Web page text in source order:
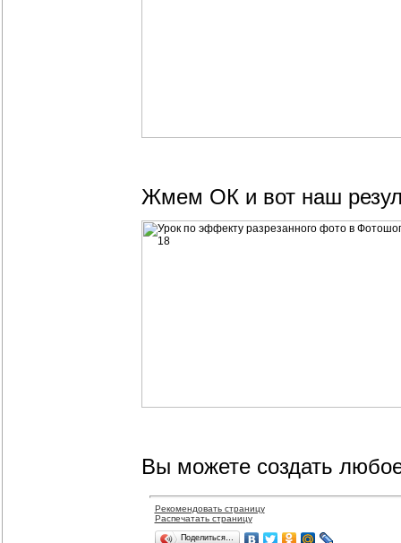
Жмем ОК и вот наш
Вы можете создать
Рекомендовать страницу
Распечатать страницу
Поделиться…